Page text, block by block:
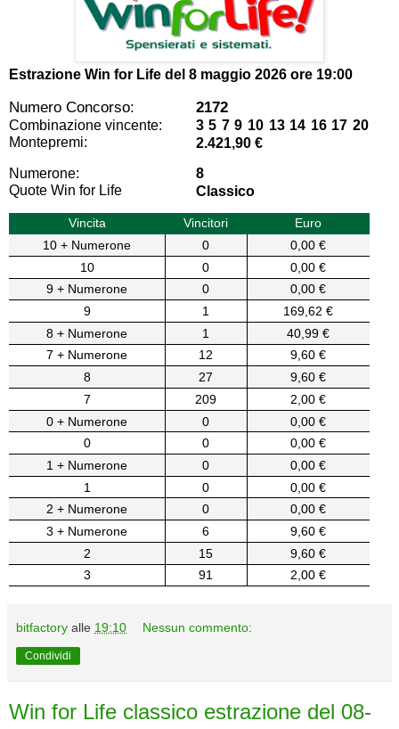
Estrazione Win for Life del 8 maggio 2026 ore 19:00
Numero Concorso: 2172
Combinazione vincente:
3 5 7 9 10 13 14 16 17 20
Montepremi:
2.421,90 €
Numerone:
8
Quote Win for Life
Classico
Vincita Vincitori
Euro
10 + Numerone
0
0,00 €
10
0
0,00 €
9 + Numerone
0
0,00 €
9
1
169,62 €
8 + Numerone
1
40,99 €
7 + Numerone
12
9,60 €
8
27
9,60 €
7
209
2,00 €
0 + Numerone
0
0,00 €
0
0
0,00 €
1 + Numerone
0
0,00 €
1
0
0,00 €
2 + Numerone
0
0,00 €
3 + Numerone
6
9,60 €
2
15
9,60 €
3
91 2,00 €
bitfactory alle 19:10 Nessun commento:
Condividi
Win for Life classico estrazione del 08-